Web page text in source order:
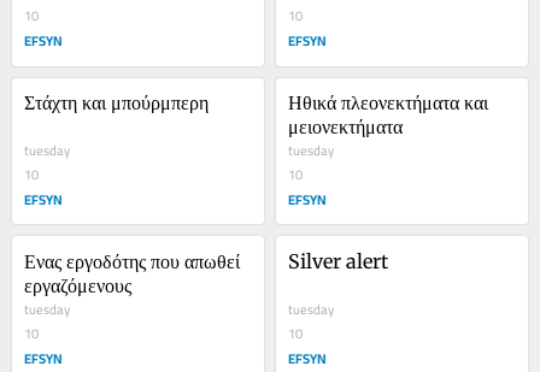
10
EFSYN
10
EFSYN
Στάχτη και μπούρμπερη
tuesday
10
EFSYN
Ηθικά πλεονεκτήματα και
μειονεκτήματα
tuesday
10
EFSYN
Ενας εργοδότης που απωθεί
εργαζόμενους
tuesday
10
EFSYN
Silver alert
tuesday
10
EFSYN